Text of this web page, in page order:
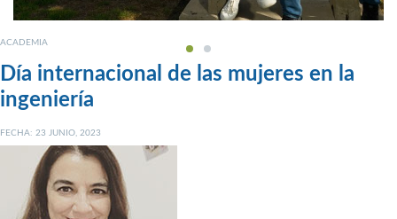
ACADEMIA
Día internacional de las mujeres en la
ingeniería
FECHA: 23 JUNIO, 2023